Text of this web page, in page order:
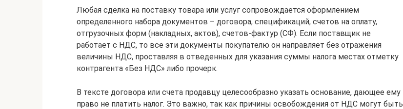
Любая сделка на поставку товара или услуг сопровождается оформлением
определенного набора документов – договора, спецификаций, счетов на оплату,
отгрузочных форм (накладных, актов), счетов-фактур (СФ). Если поставщик не
работает с НДС, то все эти документы покупателю он направляет без отражения
величины НДС, проставляя в отведенных для указания суммы налога местах отметку
контрагента «Без НДС» либо прочерк.
В тексте договора или счета продавцу целесообразно указать основание, дающее ему
право не платить налог. Это важно, так как причины освобождения от НДС могут быть